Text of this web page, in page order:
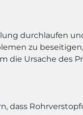
durchlaufen
zu
Ursache des
dass